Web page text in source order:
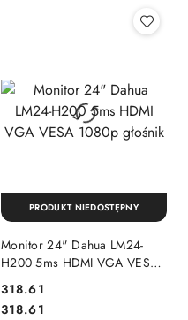
Monitor 24" Dahua LM24-
H200 5ms HDMI VGA VESA
Cena:
318.61
Cena:
318.61
PRODUKT NIEDOSTĘPNY